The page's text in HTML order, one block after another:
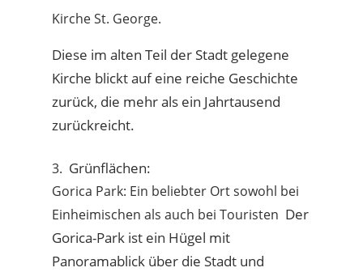
Kirche St. George.
Diese im alten Teil der Stadt gelegene
Kirche blickt auf eine reiche Geschichte
zurück, die mehr als ein Jahrtausend
zurückreicht.
3. Grünflächen:
Gorica Park: Ein beliebter Ort sowohl bei
Einheimischen als auch bei Touristen Der
Gorica-Park ist ein Hügel mit
Panoramablick über die Stadt und